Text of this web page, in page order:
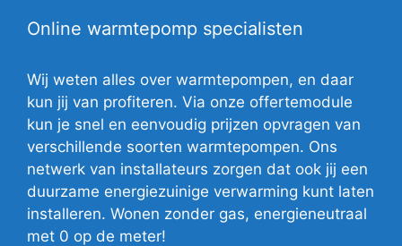
Online warmtepomp specialisten
Wij weten alles over warmtepompen, en daar
kun jij van profiteren. Via onze offertemodule
kun je snel en eenvoudig prijzen opvragen van
verschillende soorten warmtepompen. Ons
netwerk van installateurs zorgen dat ook jij een
duurzame energiezuinige verwarming kunt laten
installeren. Wonen zonder gas, energieneutraal
met 0 op de meter!